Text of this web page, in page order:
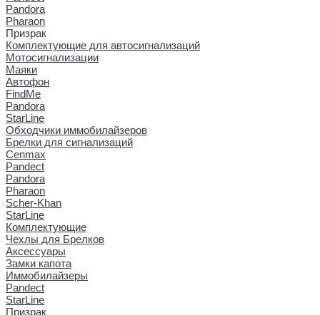
Pandora
Pharaon
Призрак
Комплектующие для автосигнализаций
Мотосигнализации
Маяки
Автофон
FindMe
Pandora
StarLine
Обходчики иммобилайзеров
Брелки для сигнализаций
Cenmax
Pandect
Pandora
Pharaon
Scher-Khan
StarLine
Комплектующие
Чехлы для Брелков
Аксессуары
Замки капота
Иммобилайзеры
Pandect
StarLine
Призрак